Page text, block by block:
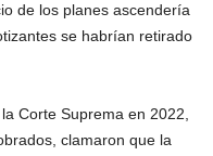
de los planes ascendería
se habrían retirado
Corte Suprema en 2022,
clamaron que la